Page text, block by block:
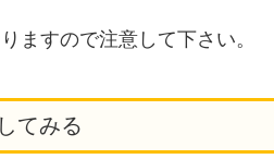
ますので注意して下さい。
てみる